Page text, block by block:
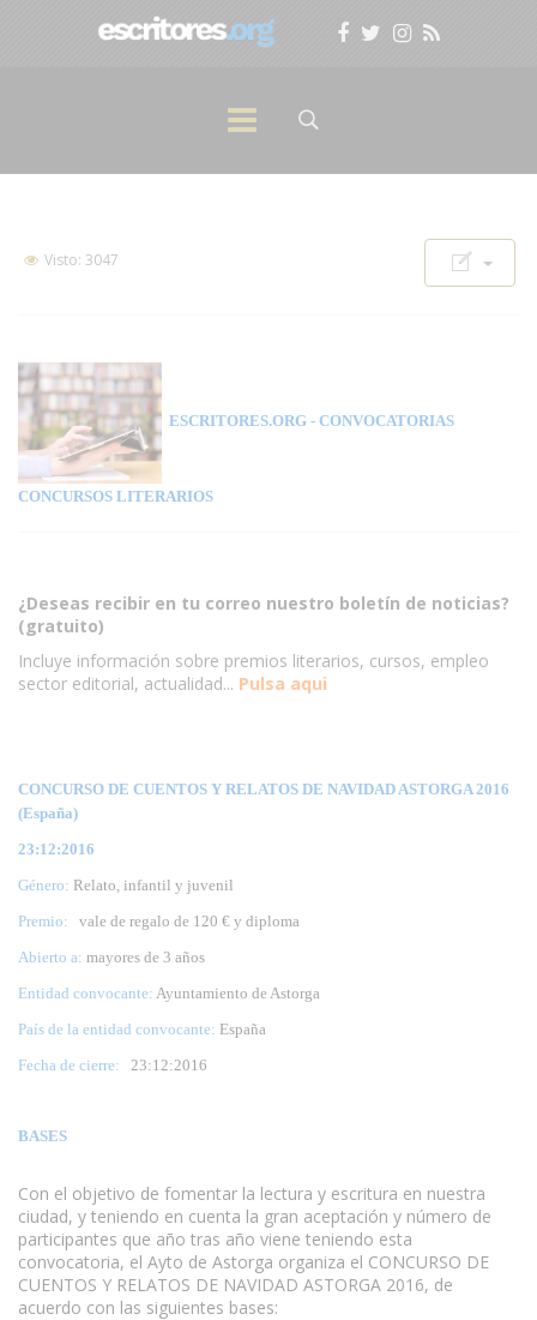
Visto: 3047
ESCRITORES.ORG - CONVOCATORIAS
CONCURSOS LITERARIOS
¿Deseas recibir en tu correo nuestro boletín de noticias?
(gratuito)
Incluye información sobre premios literarios, cursos, empleo
sector editorial, actualidad... Pulsa aqui
CONCURSO DE CUENTOS Y RELATOS DE NAVIDAD ASTORGA 2016
(España)
23:12:2016
Género: Relato, infantil y juvenil
Premio:
vale de regalo de 120 € y diploma
Abierto a: mayores de 3 años
Entidad convocante: Ayuntamiento de Astorga
País de la entidad convocante: España
Fecha de cierre: 23:12:2016
BASES
Con el objetivo de fomentar la lectura y escritura en nuestra
ciudad, y teniendo en cuenta la gran aceptación y número de
participantes que año tras año viene teniendo esta
convocatoria, el Ayto de Astorga organiza el CONCURSO DE
CUENTOS Y RELATOS DE NAVIDAD ASTORGA 2016, de
acuerdo con las siguientes bases: